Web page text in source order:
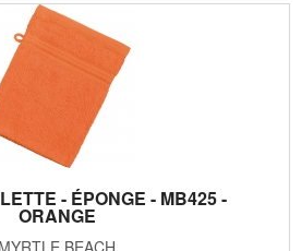
- ÉPONGE - MB425 -
ORANGE